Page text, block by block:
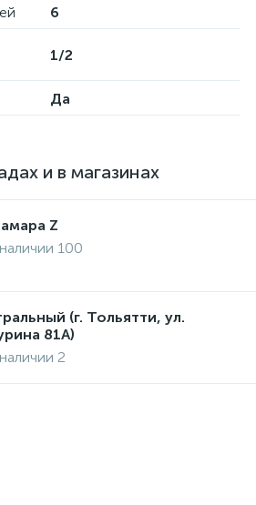
6
1/2
Да
и в магазинах
Z
100
(г. Тольятти, ул.
81А)
2